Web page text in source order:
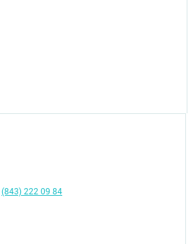
(843) 222 09 84